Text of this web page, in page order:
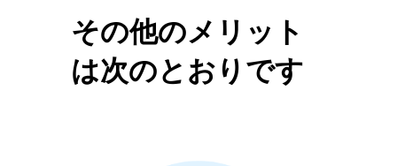
その他のメリット
は次のとおりです